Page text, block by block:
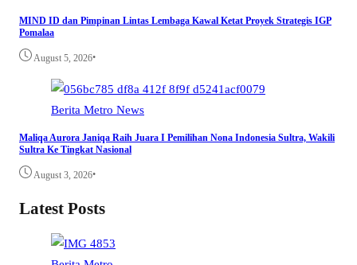
MIND ID dan Pimpinan Lintas Lembaga Kawal Ketat Proyek Strategis IGP
Pomalaa
August 5, 2026•
Berita Metro News
Maliqa Aurora Janiqa Raih Juara I Pemilihan Nona Indonesia Sultra, Wakili
Sultra Ke Tingkat Nasional
August 3, 2026•
Latest Posts